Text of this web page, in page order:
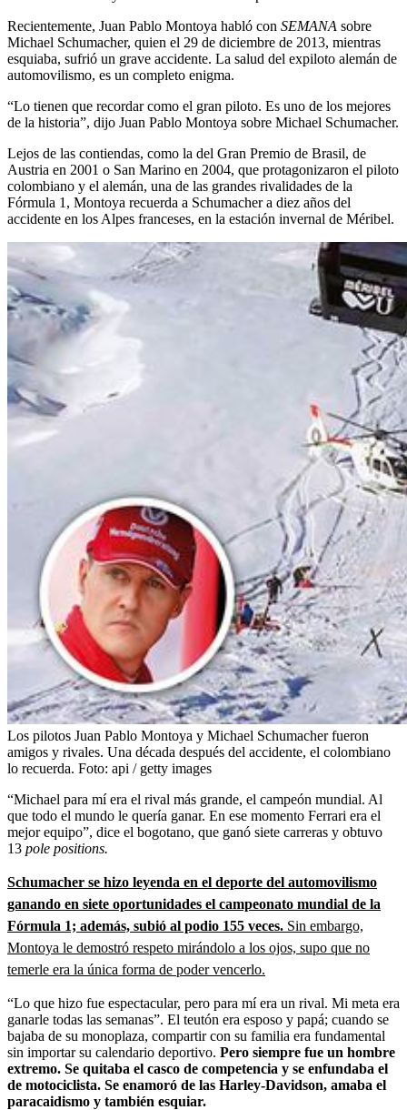
Recientemente, Juan Pablo Montoya habló con SEMANA sobre
Michael Schumacher, quien el 29 de diciembre de 2013, mientras
esquiaba, sufrió un grave accidente. La salud del expiloto alemán de
automovilismo, es un completo enigma.
“Lo tienen que recordar como el gran piloto. Es uno de los mejores
de la historia”, dijo Juan Pablo Montoya sobre Michael Schumacher.
Lejos de las contiendas, como la del Gran Premio de Brasil, de
Austria en 2001 o San Marino en 2004, que protagonizaron el piloto
colombiano y el alemán, una de las grandes rivalidades de la
Fórmula 1, Montoya recuerda a Schumacher a diez años del
accidente en los Alpes franceses, en la estación invernal de Méribel.
Los pilotos Juan Pablo Montoya y Michael Schumacher fueron
amigos y rivales. Una década después del accidente, el colombiano
lo recuerda. Foto: api / getty images
“Michael para mí era el rival más grande, el campeón mundial. Al
que todo el mundo le quería ganar. En ese momento Ferrari era el
mejor equipo”, dice el bogotano, que ganó siete carreras y obtuvo
13 pole positions.
Schumacher se hizo leyenda en el deporte del automovilismo
ganando en siete oportunidades el campeonato mundial de la
Fórmula 1; además, subió al podio 155 veces. Sin embargo,
Montoya le demostró respeto mirándolo a los ojos, supo que no
temerle era la única forma de poder vencerlo.
“Lo que hizo fue espectacular, pero para mí era un rival. Mi meta era
ganarle todas las semanas”. El teutón era esposo y papá; cuando se
bajaba de su monoplaza, compartir con su familia era fundamental
sin importar su calendario deportivo. Pero siempre fue un hombre
extremo. Se quitaba el casco de competencia y se enfundaba el
de motociclista. Se enamoró de las Harley-Davidson, amaba el
paracaidismo y también esquiar.